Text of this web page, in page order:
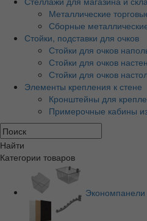
Металлические
Сборные
Стойки, подставки для очков
Стойки для очков
Стойки для очков
Стойки для очков
Элементы крепления к стене
Кронштейны для
Примерочные кабины
Найти
Категории товаров
Экономпанели